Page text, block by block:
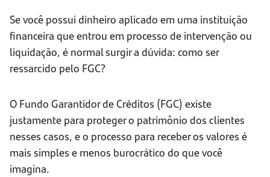
Se você possui dinheiro aplicado em uma instituição
financeira que entrou em processo de intervenção ou
liquidação, é normal surgir a dúvida: como ser
ressarcido pelo FGC?
O Fundo Garantidor de Créditos (FGC) existe
justamente para proteger o patrimônio dos clientes
nesses casos, e o processo para receber os valores é
mais simples e menos burocrático do que você
imagina.